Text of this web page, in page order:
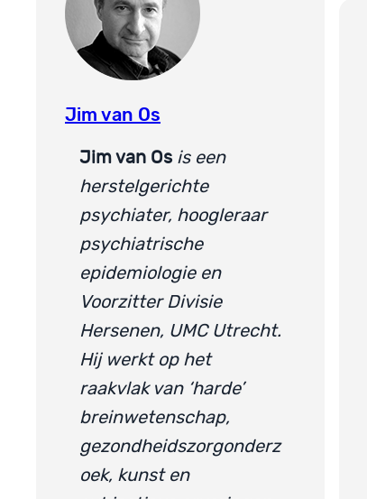
Jim van Os
Jim van Os is een
herstelgerichte
psychiater, hoogleraar
psychiatrische
epidemiologie en
Voorzitter Divisie
Hersenen, UMC Utrecht.
Hij werkt op het
raakvlak van ‘harde’
breinwetenschap,
gezondheidszorgonderz
oek, kunst en